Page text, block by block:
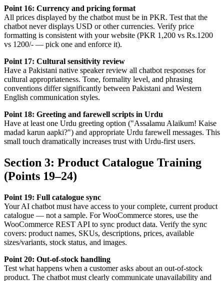
Point 16: Currency and pricing format
All prices displayed by the chatbot must be in PKR. Test that the
chatbot never displays USD or other currencies. Verify price
formatting is consistent with your website (PKR 1,200 vs Rs.1200
vs 1200/- — pick one and enforce it).
Point 17: Cultural sensitivity review
Have a Pakistani native speaker review all chatbot responses for
cultural appropriateness. Tone, formality level, and phrasing
conventions differ significantly between Pakistani and Western
English communication styles.
Point 18: Greeting and farewell scripts in Urdu
Have at least one Urdu greeting option ("Assalamu Alaikum! Kaise
madad karun aapki?") and appropriate Urdu farewell messages. This
small touch dramatically increases trust with Urdu-first users.
Section 3: Product Catalogue Training
(Points 19–24)
Point 19: Full catalogue sync
Your AI chatbot must have access to your complete, current product
catalogue — not a sample. For WooCommerce stores, use the
WooCommerce REST API to sync product data. Verify the sync
covers: product names, SKUs, descriptions, prices, available
sizes/variants, stock status, and images.
Point 20: Out-of-stock handling
Test what happens when a customer asks about an out-of-stock
product. The chatbot must clearly communicate unavailability and